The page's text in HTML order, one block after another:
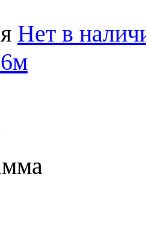
Нет в